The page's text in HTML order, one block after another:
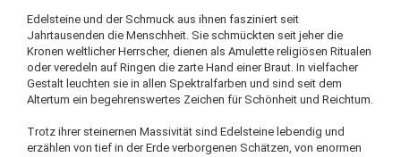
Edelsteine und der Schmuck aus ihnen fasziniert seit
Jahrtausenden die Menschheit. Sie schmückten seit jeher die
Kronen weltlicher Herrscher, dienen als Amulette religiösen Ritualen
oder veredeln auf Ringen die zarte Hand einer Braut. In vielfacher
Gestalt leuchten sie in allen Spektralfarben und sind seit dem
Altertum ein begehrenswertes Zeichen für Schönheit und Reichtum.
Trotz ihrer steinernen Massivität sind Edelsteine lebendig und
erzählen von tief in der Erde verborgenen Schätzen, von enormen